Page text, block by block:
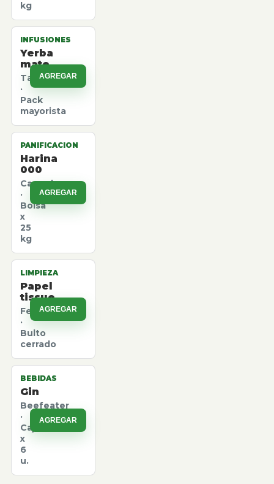
kg
INFUSIONES
Yerba
mate
Taragui
·
Pack
mayorista
AGREGAR
PANIFICACION
Harina
000
Canuelas
·
Bolsa
x
25
kg
AGREGAR
LIMPIEZA
Papel
tissue
Felpita
·
Bulto
cerrado
AGREGAR
BEBIDAS
Gin
Beefeater
·
Caja
x
6
u.
AGREGAR